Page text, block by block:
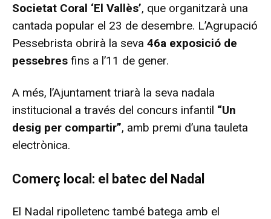
Societat Coral ‘El Vallès’, que organitzarà una
cantada popular el 23 de desembre. L’Agrupació
Pessebrista obrirà la seva 46a exposició de
pessebres fins a l’11 de gener.
A més, l’Ajuntament triarà la seva nadala
institucional a través del concurs infantil “Un
desig per compartir”, amb premi d’una tauleta
electrònica.
Comerç local: el batec del Nadal
El Nadal ripolletenc també batega amb el